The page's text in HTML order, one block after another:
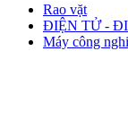
Rao vặt
ĐIỆN TỬ -
Máy công